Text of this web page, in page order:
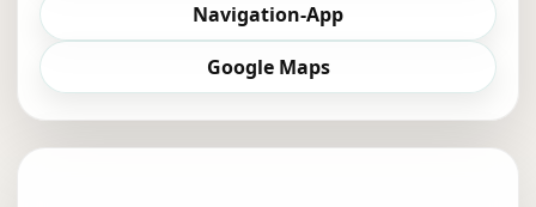
Navigation-App
Google Maps